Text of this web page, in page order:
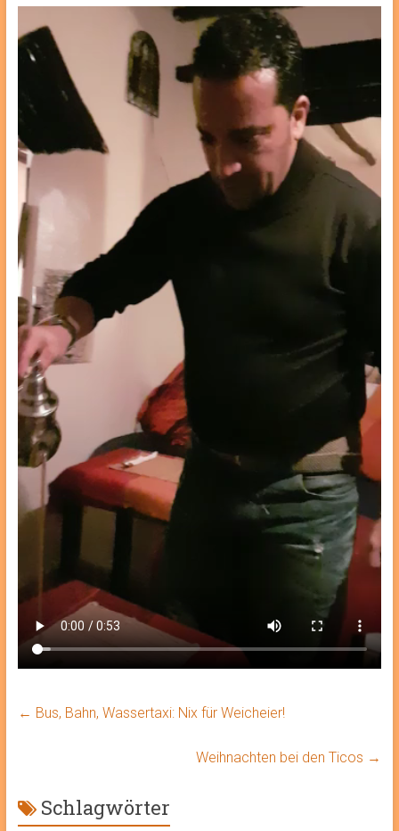
← Bus, Bahn, Wassertaxi: Nix für Weicheier!
Weihnachten bei den Ticos →
Schlagwörter